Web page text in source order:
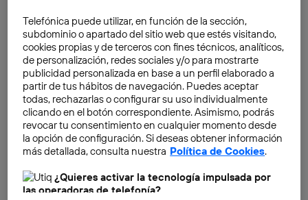
muy interesante: las habilidades más demandadas por
las empresas están relacionadas concompetencias
de trabajo en equipo y de relaciones
interpersonales. Incluso más que los conocimientos
técnicos.
Telefónica puede utilizar, en función de la sección,
subdominio o apartado del sitio web que estés visitando,
cookies propias y de terceros con fines técnicos, analíticos,
de personalización, redes sociales y/o para mostrarte
publicidad personalizada en base a un perfil elaborado a
partir de tus hábitos de navegación. Puedes aceptar
todas, rechazarlas o configurar su uso individualmente
clicando en el botón correspondiente. Asimismo, podrás
revocar tu consentimiento en cualquier momento desde
la opción de configuración. Si deseas obtener información
más detallada, consulta nuestra Política de Cookies.
¿Quieres activar la tecnología impulsada por
las operadoras de telefonía?